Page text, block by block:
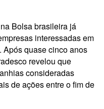
Bolsa brasileira já
interessadas em
Após quase cinco anos
revelou que
consideradas
de ações entre o fim de